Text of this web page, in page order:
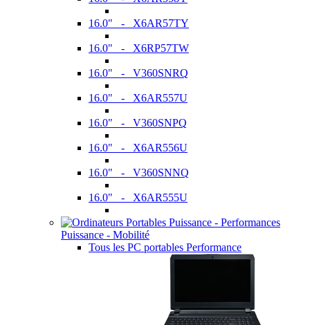
16.0" - X6AR57TY
16.0" - X6RP57TW
16.0" - V360SNRQ
16.0" - X6AR557U
16.0" - V360SNPQ
16.0" - X6AR556U
16.0" - V360SNNQ
16.0" - X6AR555U
Puissance - Mobilité
Tous les PC portables Performance